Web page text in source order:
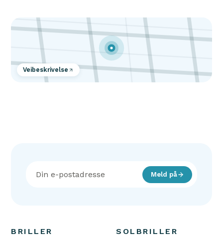
Veibeskrivelse
Meld på
BRILLER SOLBRILLER